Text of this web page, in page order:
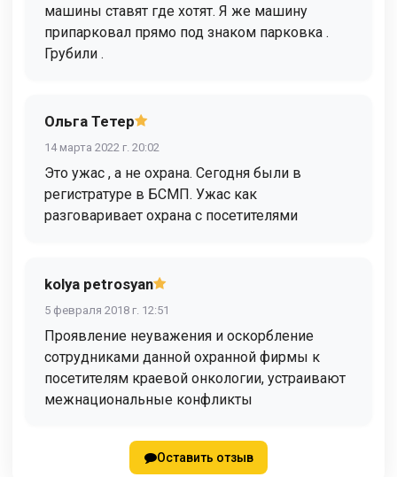
машины ставят где хотят. Я же машину
припарковал прямо под знаком парковка .
Грубили .
Ольга Тетер
14 марта 2022 г. 20:02
Это ужас , а не охрана. Сегодня были в
регистратуре в БСМП. Ужас как
разговаривает охрана с посетителями
kolya petrosyan
5 февраля 2018 г. 12:51
Проявление неуважения и оскорбление
сотрудниками данной охранной фирмы к
посетителям краевой онкологии, устраивают
межнациональные конфликты
Оставить отзыв